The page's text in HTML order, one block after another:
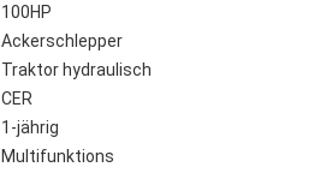
100HP
Ackerschlepper
Traktor hydraulisch
CER
1-jährig
Multifunktions